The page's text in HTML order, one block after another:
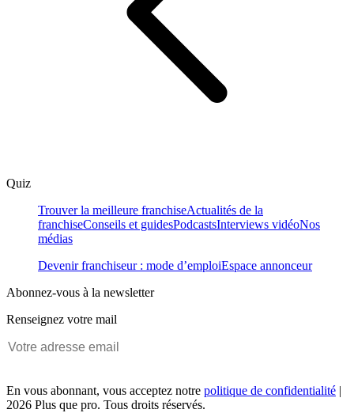
Quiz
Trouver la meilleure franchiseActualités de la
franchiseConseils et guidesPodcastsInterviews vidéoNos
médias
Devenir franchiseur : mode d’emploiEspace annonceur
Abonnez-vous à la newsletter
Renseignez votre mail
En vous abonnant, vous acceptez notre politique de confidentialité |
2026 Plus que pro. Tous droits réservés.